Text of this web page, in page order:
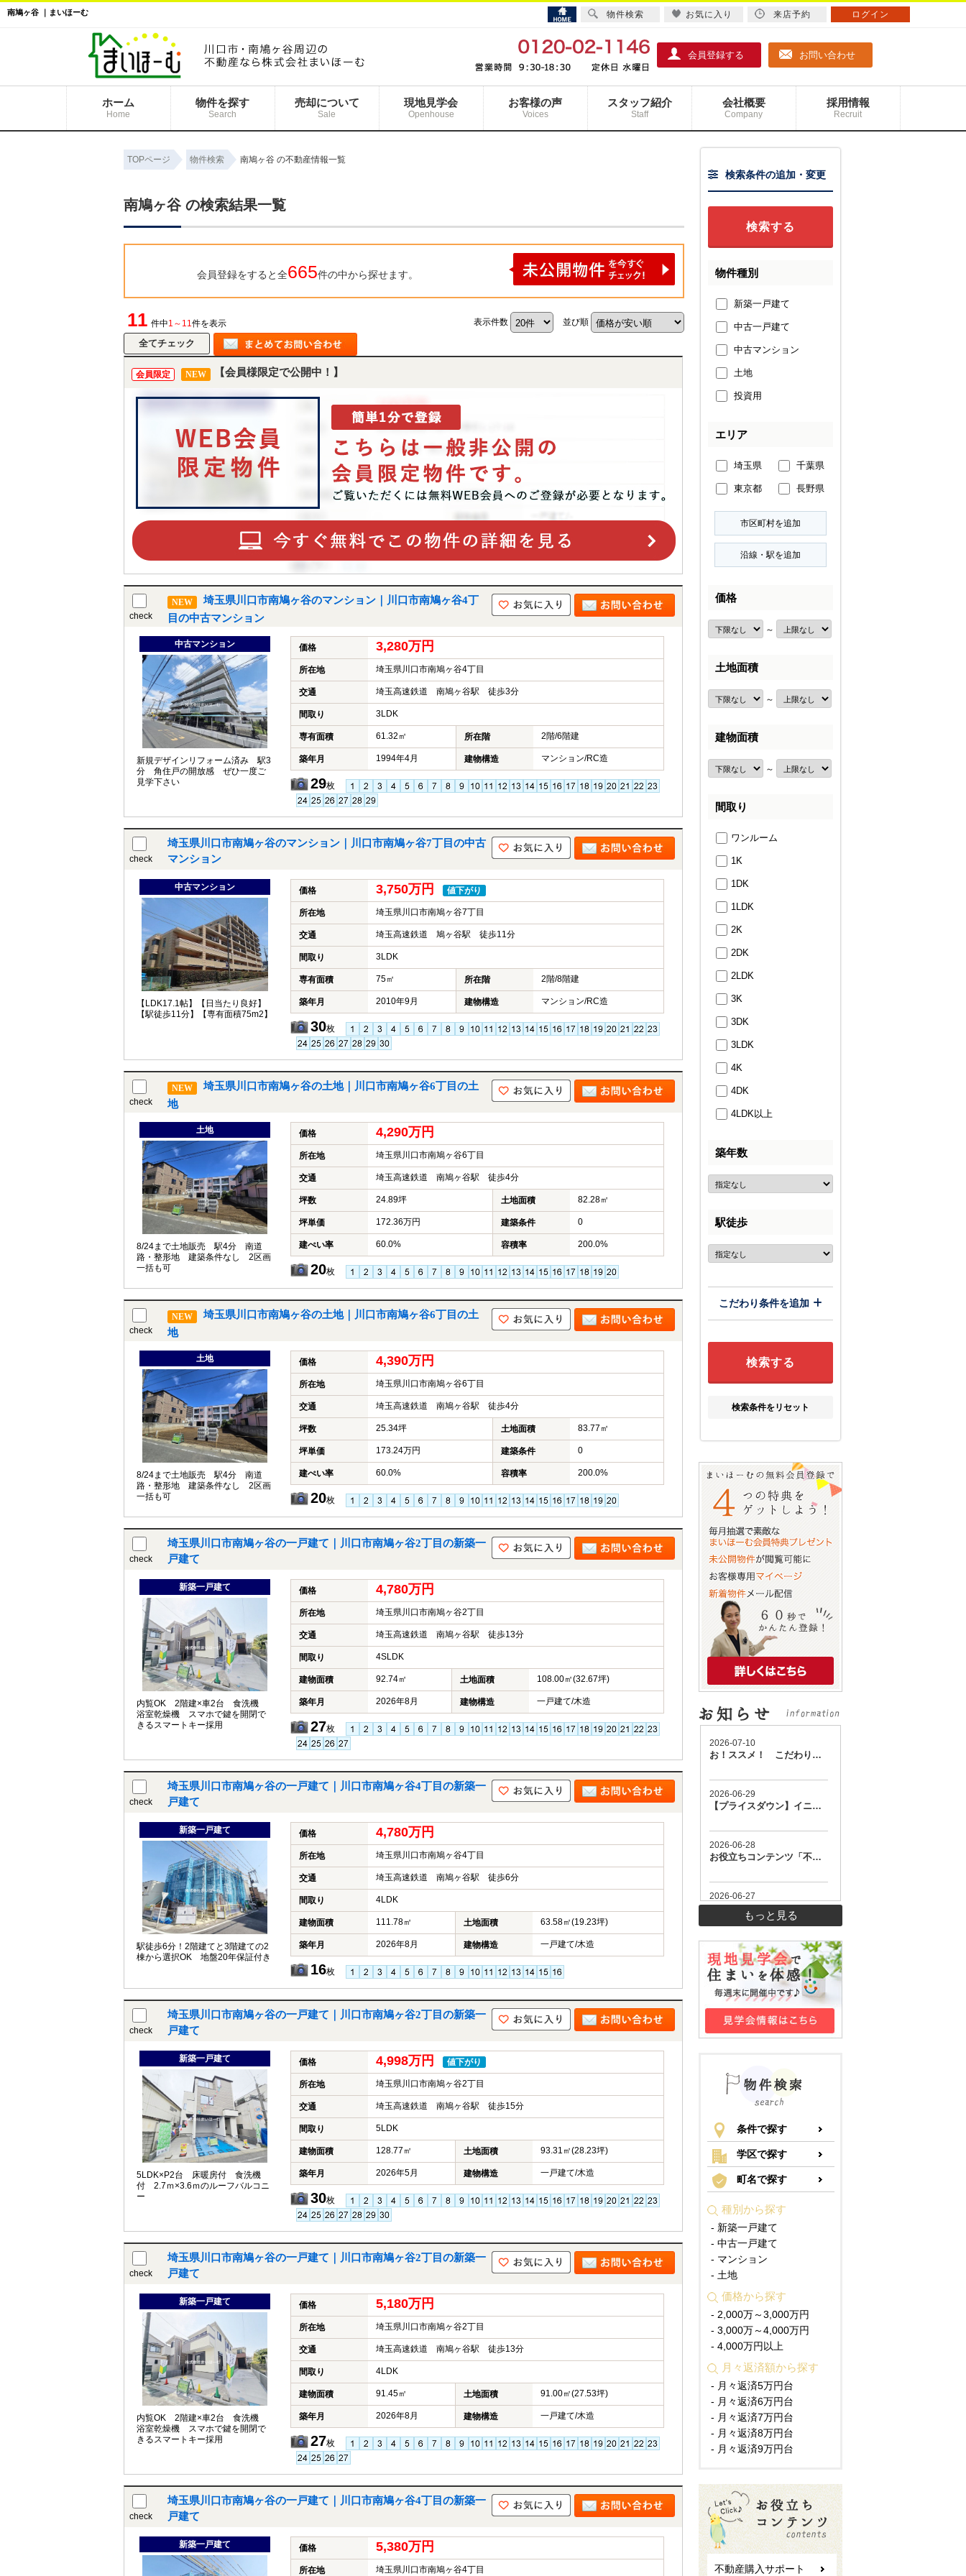
南鳩ヶ谷 ｜まいほーむ
会員登録する お問い合わせ
ホーム
Home
物件を探す
Search
売却について
Sale
現地見学会
Openhouse
お客様の声
Voices
スタッフ紹介
Staff
会社概要
Company
採用情報
Recruit
TOPページ 物件検索 南鳩ヶ谷 の不動産情報一覧
南鳩ヶ谷 の検索結果一覧
会員登録をすると全665件の中から探せます。
11 件中1～11件を表示 表示件数 並び順
会員限定 NEW 【会員様限定で公開中！】
check
NEW
埼玉県川口市南鳩ヶ谷のマンション｜川口市南鳩ヶ谷4丁
目の中古マンション
中古マンション
新規デザインリフォーム済み 駅3
分 角住戸の開放感 ぜひ一度ご
見学下さい
価格 3,280万円
所在地 埼玉県川口市南鳩ヶ谷4丁目
交通 埼玉高速鉄道 南鳩ヶ谷駅 徒歩3分
間取り 3LDK
専有面積 61.32㎡ 所在階 2階/6階建
築年月 1994年4月 建物構造 マンション/RC造
29枚
check
埼玉県川口市南鳩ヶ谷のマンション｜川口市南鳩ヶ谷7丁目の中古
マンション
中古マンション
【LDK17.1帖】【日当たり良好】
【駅徒歩11分】【専有面積75m2】
価格 3,750万円 値下がり
所在地 埼玉県川口市南鳩ヶ谷7丁目
交通 埼玉高速鉄道 鳩ヶ谷駅 徒歩11分
間取り 3LDK
専有面積 75㎡ 所在階 2階/8階建
築年月 2010年9月 建物構造 マンション/RC造
30枚
check
NEW
埼玉県川口市南鳩ヶ谷の土地｜川口市南鳩ヶ谷6丁目の土
地
土地
8/24まで土地販売 駅4分 南道
路・整形地 建築条件なし 2区画
一括も可
価格 4,290万円
所在地 埼玉県川口市南鳩ヶ谷6丁目
交通 埼玉高速鉄道 南鳩ヶ谷駅 徒歩4分
坪数 24.89坪 土地面積 82.28㎡
坪単価 172.36万円 建築条件 0
建ぺい率 60.0% 容積率 200.0%
20枚
check
NEW
埼玉県川口市南鳩ヶ谷の土地｜川口市南鳩ヶ谷6丁目の土
地
土地
8/24まで土地販売 駅4分 南道
路・整形地 建築条件なし 2区画
一括も可
価格 4,390万円
所在地 埼玉県川口市南鳩ヶ谷6丁目
交通 埼玉高速鉄道 南鳩ヶ谷駅 徒歩4分
坪数 25.34坪 土地面積 83.77㎡
坪単価 173.24万円 建築条件 0
建ぺい率 60.0% 容積率 200.0%
20枚
check
埼玉県川口市南鳩ヶ谷の一戸建て｜川口市南鳩ヶ谷2丁目の新築一
戸建て
新築一戸建て
内覧OK 2階建×車2台 食洗機
浴室乾燥機 スマホで鍵を開閉で
きるスマートキー採用
価格 4,780万円
所在地 埼玉県川口市南鳩ヶ谷2丁目
交通 埼玉高速鉄道 南鳩ヶ谷駅 徒歩13分
間取り 4SLDK
建物面積 92.74㎡ 土地面積 108.00㎡(32.67坪)
築年月 2026年8月 建物構造 一戸建て/木造
27枚
check
埼玉県川口市南鳩ヶ谷の一戸建て｜川口市南鳩ヶ谷4丁目の新築一
戸建て
新築一戸建て
駅徒歩6分！2階建てと3階建ての2
棟から選択OK 地盤20年保証付き
価格 4,780万円
所在地 埼玉県川口市南鳩ヶ谷4丁目
交通 埼玉高速鉄道 南鳩ヶ谷駅 徒歩6分
間取り 4LDK
建物面積 111.78㎡ 土地面積 63.58㎡(19.23坪)
築年月 2026年8月 建物構造 一戸建て/木造
16枚
check
埼玉県川口市南鳩ヶ谷の一戸建て｜川口市南鳩ヶ谷2丁目の新築一
戸建て
新築一戸建て
5LDK×P2台 床暖房付 食洗機
付 2.7ｍ×3.6ｍのルーフバルコニ
ー
価格 4,998万円 値下がり
所在地 埼玉県川口市南鳩ヶ谷2丁目
交通 埼玉高速鉄道 南鳩ヶ谷駅 徒歩15分
間取り 5LDK
建物面積 128.77㎡ 土地面積 93.31㎡(28.23坪)
築年月 2026年5月 建物構造 一戸建て/木造
30枚
check
埼玉県川口市南鳩ヶ谷の一戸建て｜川口市南鳩ヶ谷2丁目の新築一
戸建て
新築一戸建て
内覧OK 2階建×車2台 食洗機
浴室乾燥機 スマホで鍵を開閉で
きるスマートキー採用
価格 5,180万円
所在地 埼玉県川口市南鳩ヶ谷2丁目
交通 埼玉高速鉄道 南鳩ヶ谷駅 徒歩13分
間取り 4LDK
建物面積 91.45㎡ 土地面積 91.00㎡(27.53坪)
築年月 2026年8月 建物構造 一戸建て/木造
27枚
check
埼玉県川口市南鳩ヶ谷の一戸建て｜川口市南鳩ヶ谷4丁目の新築一
戸建て
新築一戸建て 価格 5,380万円
所在地 埼玉県川口市南鳩ヶ谷4丁目
検索条件の追加・変更
物件種別
新築一戸建て
中古一戸建て
中古マンション
土地
投資用
エリア
埼玉県 千葉県
東京都 長野県
価格
～
土地面積
～
建物面積
～
間取り
ワンルーム
1K
1DK
1LDK
2K
2DK
2LDK
3K
3DK
3LDK
4K
4DK
4LDK以上
築年数
駅徒歩
こだわり条件を追加
検索条件をリセット
もっと見る
条件で探す
学区で探す
町名で探す
種別から探す
- 新築一戸建て
- 中古一戸建て
- マンション
- 土地
価格から探す
- 2,000万～3,000万円
- 3,000万～4,000万円
- 4,000万円以上
月々返済額から探す
- 月々返済5万円台
- 月々返済6万円台
- 月々返済7万円台
- 月々返済8万円台
- 月々返済9万円台
不動産購入サポート
物件検索 お気に入り 来店予約 ログイン